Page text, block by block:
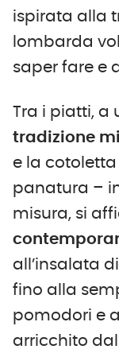
ispirata alla
lombarda
saper fare e
Tra i piatti, a
tradizione
e la cotoletta
panatura –
misura, si
all’insalata
fino alla
pomodori e
arricchito